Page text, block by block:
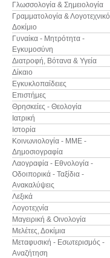
Γλωσσολογία & Σημειολογία
Γραμματολογία & Λογοτεχνικό
Δοκίμιο
Γυναίκα - Μητρότητα -
Εγκυμοσύνη
Διατροφή, Βότανα & Υγεία
Δίκαιο
Εγκυκλοπαίδειες
Επιστήμες
Θρησκείες - Θεολογία
Ιατρική
Ιστορία
Κοινωνιολογία - ΜΜΕ -
Δημοσιογραφία
Λαογραφία - Εθνολογία -
Οδοιπορικά - Ταξίδια -
Ανακαλύψεις
Λεξικά
Λογοτεχνία
Μαγειρική & Οινολογία
Μελέτες, Δοκίμια
Μεταφυσική - Εσωτερισμός -
Αναζήτηση